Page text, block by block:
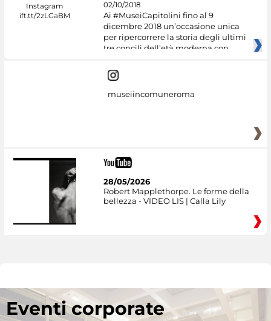
02/10/2018
Ai #MuseiCapitolini fino al 9
dicembre 2018 un’occasione unica
per ripercorrere la storia degli ultimi
tre concili dell’età moderna con
museiincomuneroma
28/05/2026
Robert Mapplethorpe. Le forme della
bellezza - VIDEO LIS | Calla Lily
Eventi corporate